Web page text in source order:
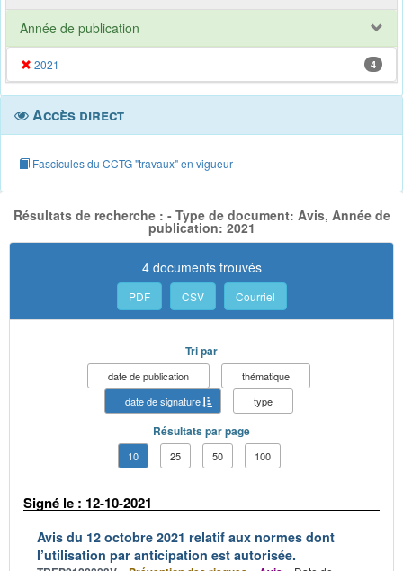
Année de publication
2021 4
Accès direct
Fascicules du CCTG "travaux" en vigueur
Résultats de recherche : - Type de document: Avis, Année de
publication: 2021
4 documents trouvés
PDF CSV Courriel
Tri par
date de publication
thématique
date de signature
type
Résultats par page
10 25 50 100
Signé le : 12-10-2021
Avis du 12 octobre 2021 relatif aux normes dont
l’utilisation par anticipation est autorisée.